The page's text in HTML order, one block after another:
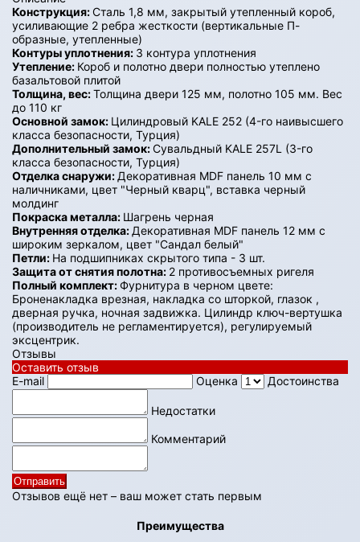
Конструкция:Сталь 1,8 мм, закрытый утепленный короб,
усиливающие 2 ребра жесткости (вертикальные П-
образные, утепленные)
Контуры уплотнения: 3 контура уплотнения
Утепление: Короб и полотно двери полностью утеплено
базальтовой плитой
Толщина, вес:Толщина двери 125 мм, полотно 105 мм. Вес
до 110 кг
Основной замок: Цилиндровый KALE 252 (4-го наивысшего
класса безопасности, Турция)
Дополнительный замок:Сувальдный KALE 257L (3-го
класса безопасности, Турция)
Отделка снаружи: Декоративная MDF панель 10 мм с
наличниками, цвет "Черный кварц", вставка черный
молдинг
Покраска металла: Шагрень черная
Внутренняя отделка: Декоративная MDF панель 12 мм с
широким зеркалом, цвет "Сандал белый"
Петли: На подшипниках скрытого типа - 3 шт.
Защита от снятия полотна: 2 противосъемных ригеля
Полный комплект: Фурнитура в черном цвете:
Броненакладка врезная, накладка со шторкой, глазок ,
дверная ручка, ночная задвижка. Цилиндр ключ-вертушка
(производитель не регламентируется), регулируемый
эксцентрик.
Отзывы
Оставить отзыв
E-mail
Оценка Достоинства
Недостатки
Комментарий
Отправить
Отзывов ещё нет – ваш может стать первым
Преимущества